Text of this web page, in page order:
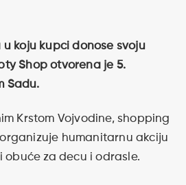
koju kupci donose svoju
Shop otvorena je 5.
Sadu.
Krstom Vojvodine, shopping
humanitarnu akciju
za decu i odrasle.